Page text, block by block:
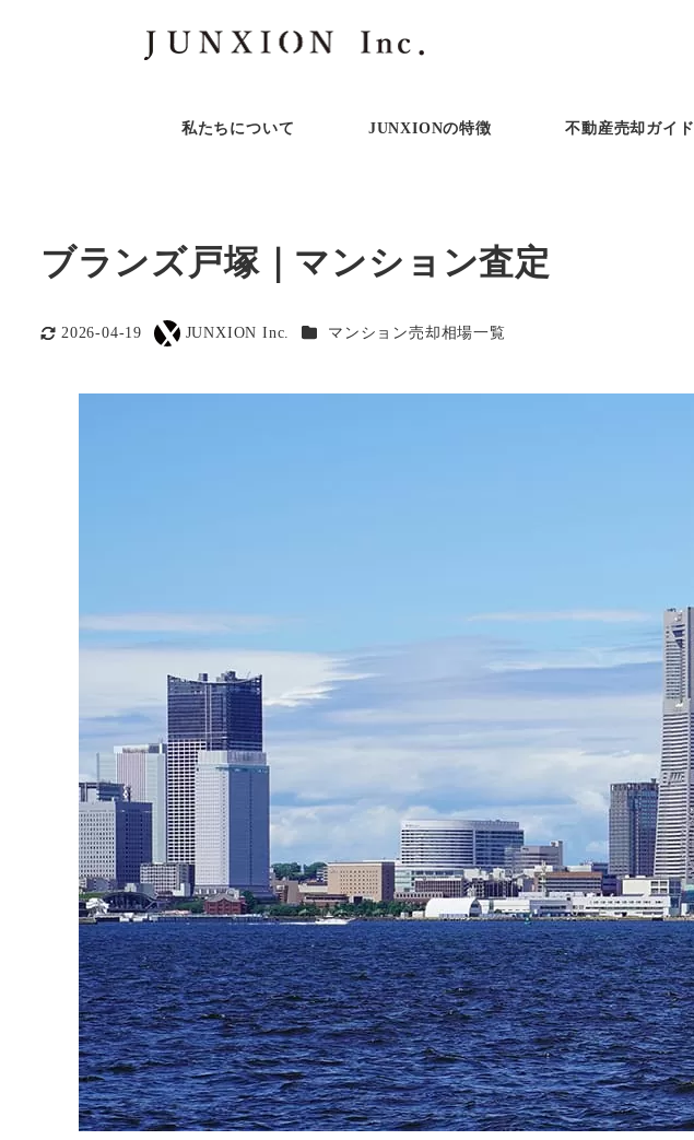
私たちについて JUNXIONの特徴 不動産売却ガイド
ブランズ戸塚｜マンション査定
更新日
2026-04-19
著
JUNXION Inc. カテゴリー
マンション売却相場一覧